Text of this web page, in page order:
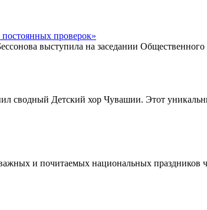
проверок»
выступила на заседании Общественного
сводный Детский хор Чувашии. Этот
и почитаемых национальных